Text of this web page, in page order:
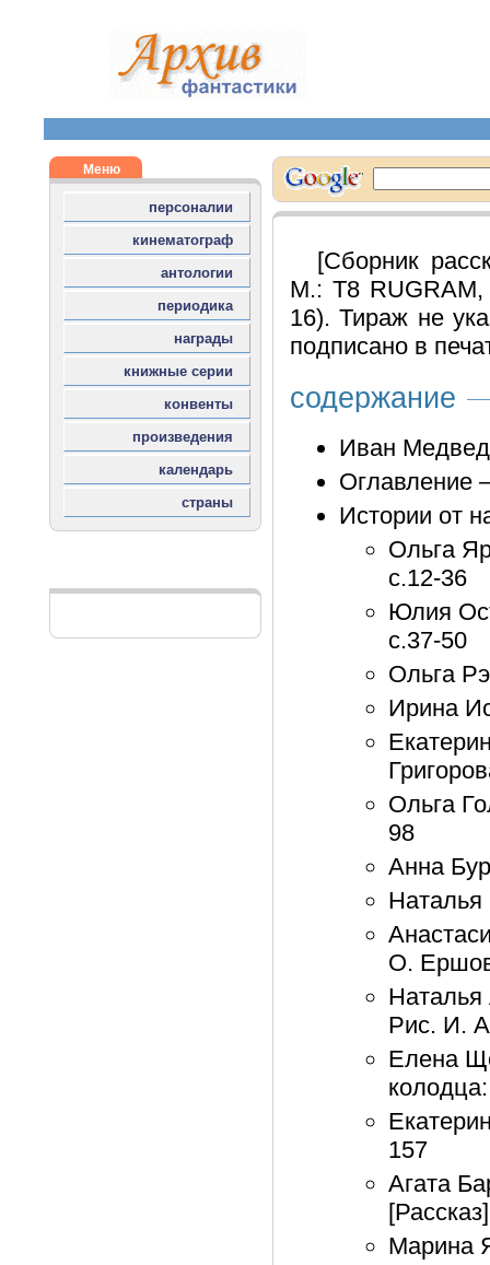
[Сборник
М.: T8
16). Тираж не
подписано в
содержание
Иван
Оглавление
Истории от
Ольга
с.12-36
Юлия
с.37-50
Ольга
Ирина
Ольга
98
Анна
Наталья
О.
Рис. И.
Елена
157
Агата
Марина